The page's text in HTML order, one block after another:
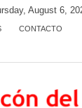
August 6,
CONTACTO